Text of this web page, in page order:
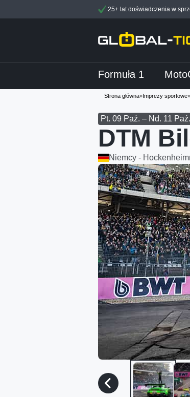
25+ lat doświadczenia w
Formuła 1
Strona główna»Imprezy sportowe»
Pt. 09 Paź. – Nd. 11
DTM
Niemcy -